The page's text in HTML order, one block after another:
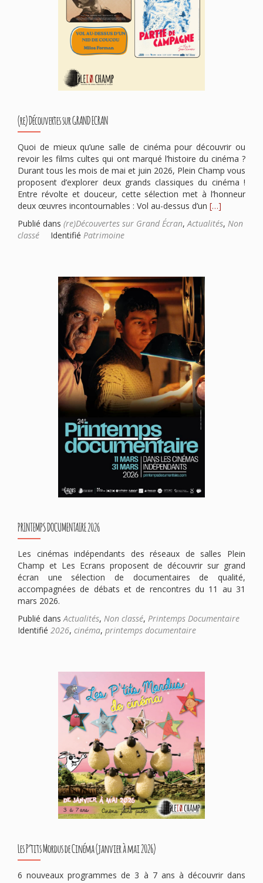
(re) Découvertes sur GRAND ECRAN
Quoi de mieux qu’une salle de cinéma pour découvrir ou
revoir les films cultes qui ont marqué l’histoire du cinéma ?
Durant tous les mois de mai et juin 2026, Plein Champ vous
proposent d’explorer deux grands classiques du cinéma !
Entre révolte et douceur, cette sélection met à l’honneur
deux œuvres incontournables : Vol au-dessus d’un En
plus
[…]
Publié dans (re)Découvertes sur Grand Écran,Actualités, Non
classé
Identifié Patrimoine
PRINTEMPS DOCUMENTAIRE 2026
Les cinémas indépendants des réseaux de salles Plein
Champ et Les Ecrans proposent de découvrir sur grand
écran une sélection de documentaires de qualité,
accompagnées de débats et de rencontres du 11 au 31
mars 2026.
Publié dans Actualités, Non classé, Printemps Documentaire
Identifié 2026, cinéma, printemps documentaire
Les P’tits Mordus de Cinéma (janvier à mai 2026)
6 nouveaux programmes de 3 à 7 ans à découvrir dans